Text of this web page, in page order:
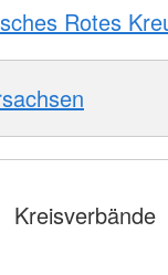
Rotes
Kreisverbände